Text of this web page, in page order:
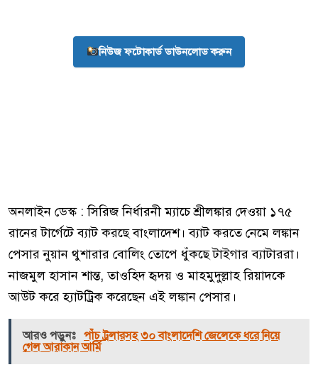
নিউজ ফটোকার্ড ডাউনলোড করুন
অনলাইন ডেস্ক : সিরিজ নির্ধারনী ম্যাচে শ্রীলঙ্কার দেওয়া ১৭৫
রানের টার্গেটে ব্যাট করছে বাংলাদেশ। ব্যাট করতে নেমে লঙ্কান
পেসার নুয়ান থুশারার বোলিং তোপে ধুঁকছে টাইগার ব্যাটাররা।
নাজমুল হাসান শান্ত, তাওহিদ হৃদয় ও মাহমুদুল্লাহ রিয়াদকে
আউট করে হ্যাটট্রিক করেছেন এই লঙ্কান পেসার।
আরও পড়ুনঃ পাঁচ ট্রলারসহ ৩০ বাংলাদেশি জেলেকে ধরে নিয়ে
গেল আরাকান আর্মি